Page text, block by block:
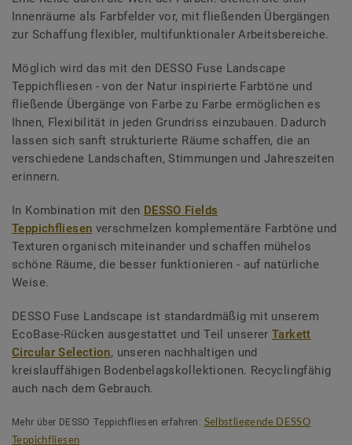
Innenräume als Farbfelder vor, mit fließenden Übergängen
zur Schaffung flexibler, multifunktionaler Arbeitsbereiche.
Möglich wird das mit den DESSO Fuse Landscape
Teppichfliesen - von der Natur inspirierte Farbtöne und
fließende Übergänge von Farbe zu Farbe ermöglichen es
Ihnen, Flexibilität in jeden Grundriss einzubauen. Dadurch
lassen sich sanft strukturierte Räume schaffen, die an
verschiedene Landschaften, Stimmungen und Jahreszeiten
erinnern.
In Kombination mit den DESSO Fields
Teppichfliesen verschmelzen komplementäre Farbtöne und
Texturen organisch miteinander und schaffen mühelos
schöne Räume, die besser funktionieren - auf natürliche
Weise.
DESSO Fuse Landscape ist standardmäßig mit unserem
EcoBase-Rücken ausgestattet und Teil unsererTarkett
Circular Selection, unseren nachhaltigen und
kreislauffähigen Bodenbelagskollektionen. Recyclingfähig
auch nach dem Gebrauch.
Mehr über DESSO Teppichfliesen erfahren: Selbstliegende DESSO
Teppichfliesen